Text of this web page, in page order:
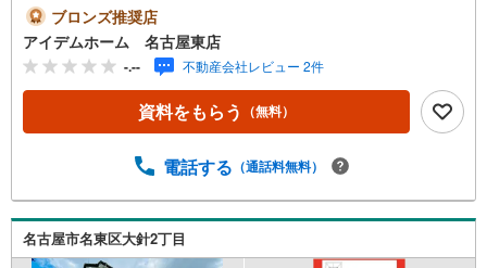
す☆＼尾張旭市庄南町4丁目/当日のご来店・ご見学、大歓
迎♪【充実】WIC、和室、ワイドバルコニー、駐車4台、食
洗機、太陽光発電システム■地下鉄東山線・リニモ「藤が
丘」駅 徒歩25分（約1960m）■瑞鳳小学校:徒歩10分（約75
0m）■西中学校 :徒歩18分（約1400m）＜自己資金0円で
も大丈夫！＞*水曜日も営業しております！*今から見た
来ます！*自営業の方・買い替えの方など資金計画でご不安
MOVIEを公開中!!写真だけでは伝わらない物件の魅力をた
っぷりご紹介しております♪さらに店内には豊富な物件資
料や発売予定物件等ございます☆この機会にぜひお問い合
ブロンズ推奨店
アイデムホーム 名古屋東店
-.-- 不動産会社レビュー 2件
資料をもらう （無料）
電話する （通話料無料）
名古屋市名東区大針2丁目